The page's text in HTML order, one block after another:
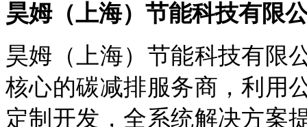
昊姆（上海）节能科技有限
昊姆（上海）节能科技有限
核心的碳减排服务商，利用
定制开发，全系统解决方案